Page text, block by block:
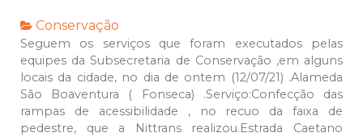
Conservação
Seguem os serviços que foram executados pelas
equipes da Subsecretaria de Conservação ,em alguns
locais da cidade, no dia de ontem (12/07/21) .Alameda
São Boaventura ( Fonseca) .Serviço:Confecção das
rampas de acessibilidade , no recuo da faixa de
pedestre, que a Nittrans realizou.Estrada Caetano